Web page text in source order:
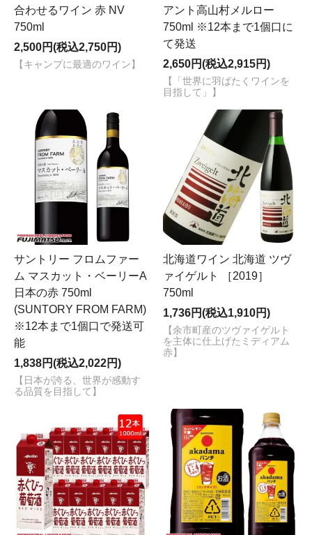
合わせるワイン 赤 NV
750ml
2,500円(税込2,750円)
【キャンプに最適のワイン】
アント高山村メルロー
750ml ※12本まで1個口に
て発送
2,650円(税込2,915円)
【「世界に羽ばたくワインを
目指して」】
サントリー フロムファー
ム マスカット・ベーリーA
日本の赤 750ml
(SUNTORY FROM FARM)
※12本まで1個口で発送可
能
1,838円(税込2,022円)
【日本が誇る、世界が感動す
る品質を目指して】
北海道ワイン 北海道 ツヴ
ァイゲルト ［2019］
750ml
1,736円(税込1,910円)
【余市町産のツヴァイゲルト
を主体に仕上げたミディアム
赤】